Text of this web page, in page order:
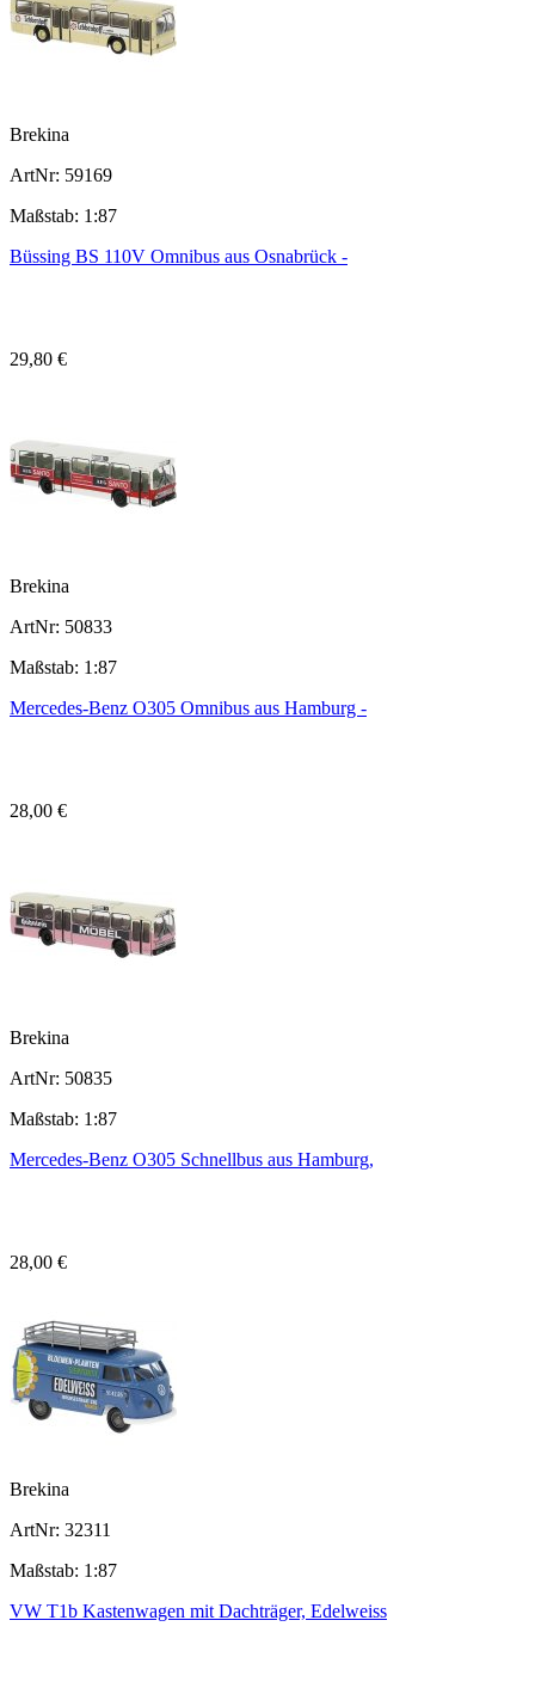
Brekina
ArtNr: 59169
Maßstab: 1:87
Büssing BS 110V Omnibus aus Osnabrück -
29,80 €
Brekina
ArtNr: 50833
Maßstab: 1:87
Mercedes-Benz O305 Omnibus aus Hamburg -
28,00 €
Brekina
ArtNr: 50835
Maßstab: 1:87
Mercedes-Benz O305 Schnellbus aus Hamburg,
28,00 €
Brekina
ArtNr: 32311
Maßstab: 1:87
VW T1b Kastenwagen mit Dachträger, Edelweiss